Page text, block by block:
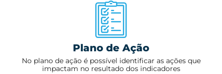
Plano de Ação
No plano de ação é possível identificar as ações que
impactam no resultado dos indicadores